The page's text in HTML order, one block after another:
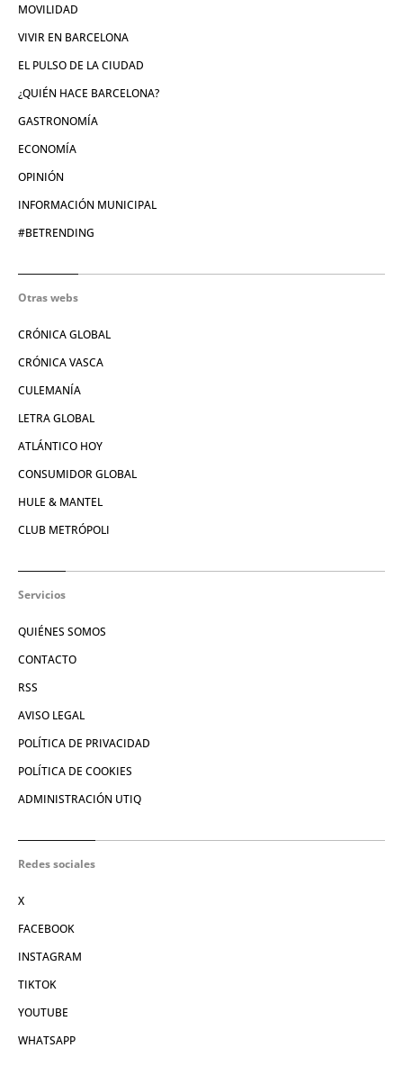
MOVILIDAD
VIVIR EN BARCELONA
EL PULSO DE LA CIUDAD
¿QUIÉN HACE BARCELONA?
GASTRONOMÍA
ECONOMÍA
OPINIÓN
INFORMACIÓN MUNICIPAL
#BETRENDING
Otras webs
CRÓNICA GLOBAL
CRÓNICA VASCA
CULEMANÍA
LETRA GLOBAL
ATLÁNTICO HOY
CONSUMIDOR GLOBAL
HULE & MANTEL
CLUB METRÓPOLI
Servicios
QUIÉNES SOMOS
CONTACTO
RSS
AVISO LEGAL
POLÍTICA DE PRIVACIDAD
POLÍTICA DE COOKIES
ADMINISTRACIÓN UTIQ
Redes sociales
X
FACEBOOK
INSTAGRAM
TIKTOK
YOUTUBE
WHATSAPP